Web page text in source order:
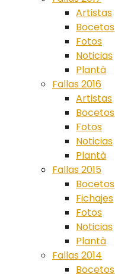
Artistas
Bocetos
Fotos
Noticias
Plantà
Fallas 2016
Artistas
Bocetos
Fotos
Noticias
Plantà
Fallas 2015
Bocetos
Fichajes
Fotos
Noticias
Plantà
Fallas 2014
Bocetos